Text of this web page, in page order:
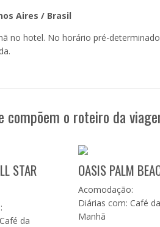
Aires / Brasil
no hotel. No horário pré-
compõem o roteiro da
STAR
da
OASIS PALM
Acomodação:
Diárias com: Café da
Manhã